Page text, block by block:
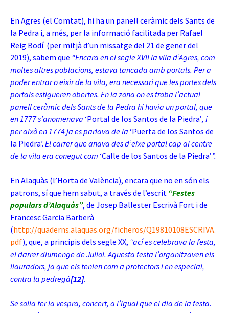
En Agres (el Comtat), hi ha un panell ceràmic dels Sants de
la Pedra i, a més, per la informació facilitada per Rafael
Reig Bodí (per mitjà d’un missatge del 21 de gener del
2019), sabem que “Encara en el segle XVII la vila d’Agres, com
moltes altres poblacions, estava tancada amb portals. Per a
poder entrar o eixir de la vila, era necessari que les portes dels
portals estigueren obertes. En la zona on es troba l’actual
panell ceràmic dels Sants de la Pedra hi havia un portal, que
en 1777 s’anomenava ‘Portal de los Santos de la Piedra’, i
per això en 1774 ja es parlava de la ‘Puerta de los Santos de
la Piedra’. El carrer que anava des d’eixe portal cap al centre
de la vila era conegut com ‘Calle de los Santos de la Piedra’”.
En Alaquàs (l’Horta de València), encara que no en són els
patrons, sí que hem sabut, a través de l’escrit “Festes
populars d’Alaquàs”, de Josep Ballester Escrivà Fort i de
Francesc Garcia Barberà
(http://quaderns.alaquas.org/ficheros/Q19810108ESCRIVA.
pdf), que, a principis dels segle XX, “ací es celebrava la festa,
el darrer diumenge de Juliol. Aquesta festa l’organitzaven els
llauradors, ja que els tenien com a protectors i en especial,
contra la pedregà[12].
Se solia fer la vespra, concert, a l’igual que el dia de la festa.